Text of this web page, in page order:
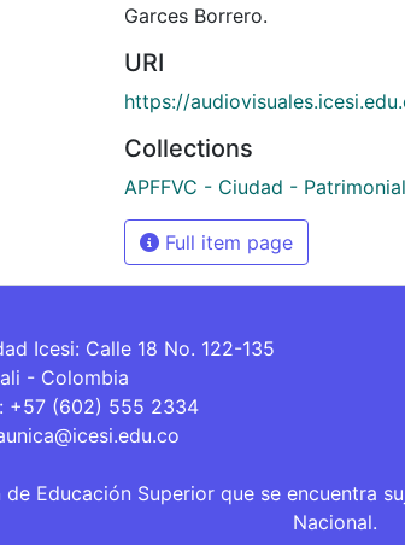
Garces Borrero.
URI
https://
Collections
APFFVC - Ciudad - Patrimonial
Full item page
Icesi: Calle 18 No. 122-135
- Colombia
+57 (602) 555 2334
Educación Superior que se encuentra
Nacional.